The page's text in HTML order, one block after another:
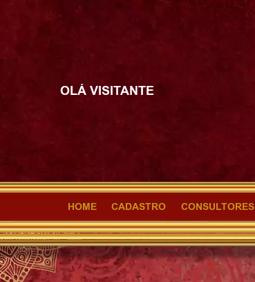
OLÁ VISITANTE
HOME CADASTRO CONSULTORES